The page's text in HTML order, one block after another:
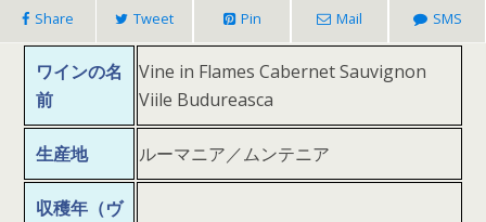
Share Tweet Pin Mail SMS
ワインの名
前
Vine in Flames Cabernet Sauvignon
Viile Budureasca
生産地 ルーマニア／ムンテニア
収穫年（ヴ